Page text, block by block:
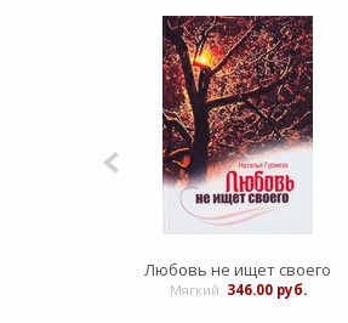
Любовь не ищет своего
Мягкий: 346.00 руб.